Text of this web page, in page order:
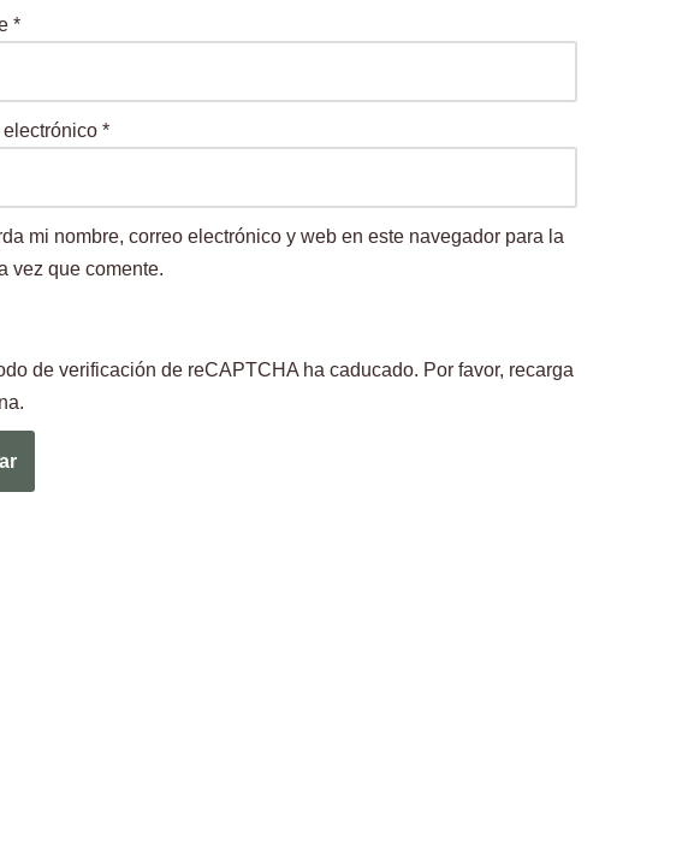
*
*
mi nombre, correo electrónico y web en este navegador para la
vez que comente.
de verificación de reCAPTCHA ha caducado. Por favor, recarga